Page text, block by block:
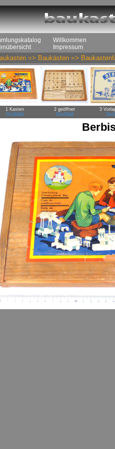
Willkommen
Impressum
=> Baukästen =>
1 Kasten
Großbild
2 geöffnet
Großbild
3